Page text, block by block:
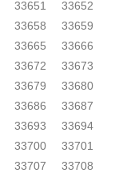
33651
33652
33658
33659
33665
33666
33672
33673
33679
33680
33686
33687
33693
33694
33700
33701
33707
33708